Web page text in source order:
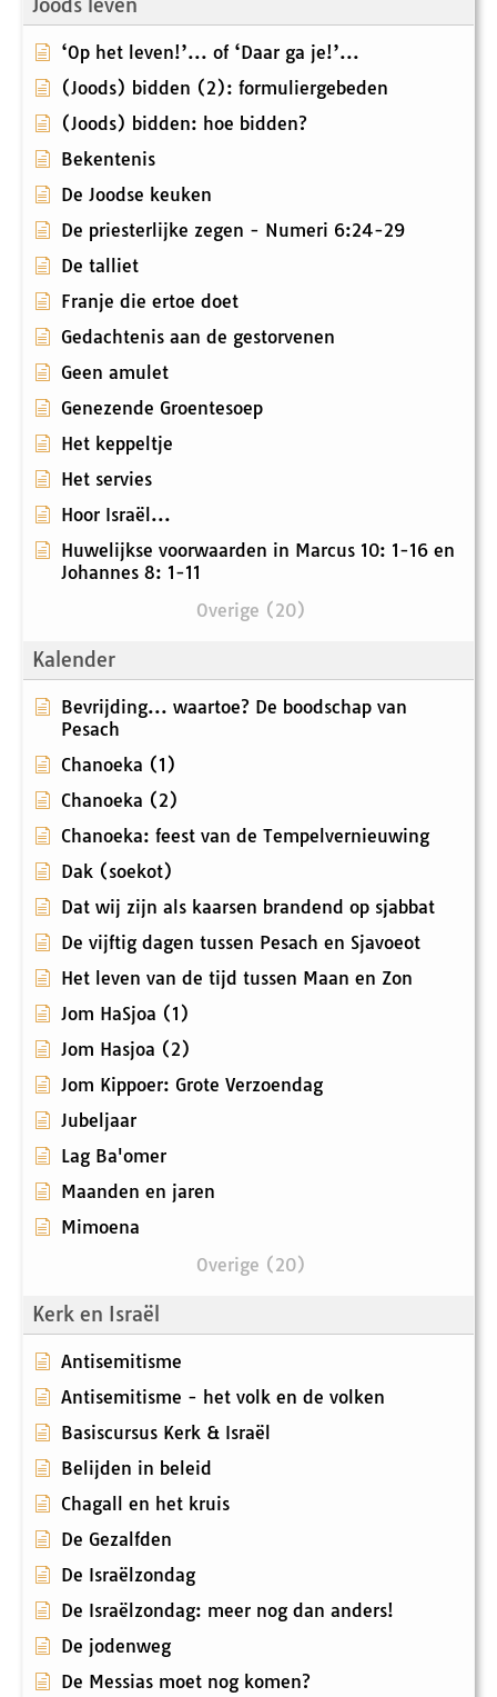
Joods leven
‘Op het leven!’... of ‘Daar ga je!’...
(Joods) bidden (2): formuliergebeden
(Joods) bidden: hoe bidden?
Bekentenis
De Joodse keuken
De priesterlijke zegen - Numeri 6:24-29
De talliet
Franje die ertoe doet
Gedachtenis aan de gestorvenen
Geen amulet
Genezende Groentesoep
Het keppeltje
Het servies
Hoor Israël...
Huwelijkse voorwaarden in Marcus 10: 1-16 en
Johannes 8: 1-11
Overige (20)
Kalender
Bevrijding... waartoe? De boodschap van
Pesach
Chanoeka (1)
Chanoeka (2)
Chanoeka: feest van de Tempelvernieuwing
Dak (soekot)
Dat wij zijn als kaarsen brandend op sjabbat
De vijftig dagen tussen Pesach en Sjavoeot
Het leven van de tijd tussen Maan en Zon
Jom HaSjoa (1)
Jom Hasjoa (2)
Jom Kippoer: Grote Verzoendag
Jubeljaar
Lag Ba'omer
Maanden en jaren
Mimoena
Overige (20)
Kerk en Israël
Antisemitisme
Antisemitisme - het volk en de volken
Basiscursus Kerk & Israël
Belijden in beleid
Chagall en het kruis
De Gezalfden
De Israëlzondag
De Israëlzondag: meer nog dan anders!
De jodenweg
De Messias moet nog komen?